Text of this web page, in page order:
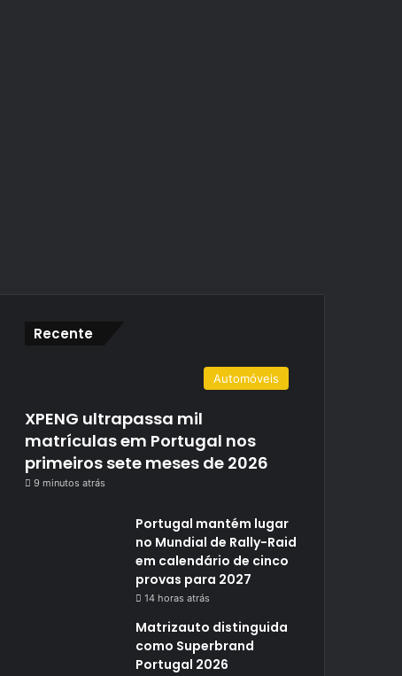
Recente
Automóveis
XPENG ultrapassa mil
matrículas em Portugal nos
primeiros sete meses de 2026
9 minutos atrás
Portugal mantém lugar
no Mundial de Rally-Raid
em calendário de cinco
provas para 2027
14 horas atrás
Matrizauto distinguida
como Superbrand
Portugal 2026